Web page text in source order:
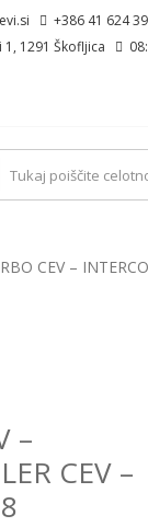
+386 41 624
1291 Škofljica
ideal – turbo cevi
CEV –
–
CEV –